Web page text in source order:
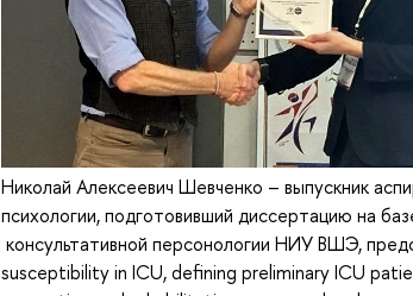
Николай Алексеевич Шевченко – выпускник
психологии, подготовивший диссертацию на
консультативной персонологии НИУ ВШЭ,
susceptibility in ICU, defining preliminary ICU